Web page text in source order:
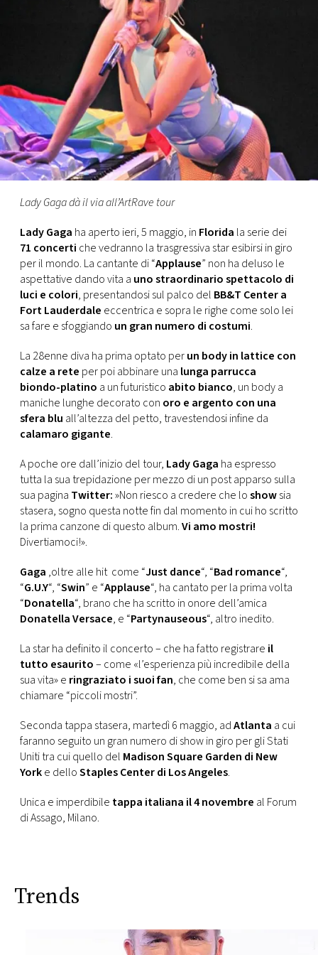
CONCORSI
EVENTI
VIDEO
TV
PRINCIPATO
DI
MONACO
RMC
CONSIGLIA
Lady Gaga dà il via all’ArtRave tour
Lady Gaga ha aperto ieri, 5 maggio, in Florida la serie dei
71 concerti che vedranno la trasgressiva star esibirsi in giro
per il mondo. La cantante di “Applause” non ha deluso le
aspettative dando vita a uno straordinario spettacolo di
luci e colori, presentandosi sul palco del BB&T Center a
Fort Lauderdale eccentrica e sopra le righe come solo lei
sa fare e sfoggiando un gran numero di costumi.
La 28enne diva ha prima optato perun body in lattice con
calze a rete per poi abbinare una lunga parrucca
biondo-platino a un futuristico abito bianco, un body a
maniche lunghe decorato con oro e argento con una
sfera blu all’altezza del petto, travestendosi infine da
calamaro gigante.
A poche ore dall’inizio del tour, Lady Gaga ha espresso
tutta la sua trepidazione per mezzo di un post apparso sulla
sua pagina Twitter:»Non riesco a credere che loshowsia
stasera, sogno questa notte fin dal momento in cui ho scritto
la prima canzone di questo album.Vi amo mostri!
Divertiamoci!».
Gaga ,oltre alle hit come “Just dance“, “Bad romance“,
“G.U.Y“, “Swin” e “Applause“, ha cantato per la prima volta
“Donatella“, brano che ha scritto in onore dell’amica
Donatella Versace, e “Partynauseous“, altro inedito.
La star ha definito il concerto – che ha fatto registrare il
tutto esaurito– come «l’esperienza più incredibile della
sua vita» e ringraziato i suoi fan, che come ben si sa ama
chiamare “piccoli mostri”.
Seconda tappa stasera, martedì 6 maggio, adAtlanta a cui
faranno seguito un gran numero di show in giro per gli Stati
Uniti tra cui quello del Madison Square Garden di New
Yorke delloStaples Center di Los Angeles.
Unica e imperdibile tappa italiana il 4 novembre al Forum
di Assago, Milano.
Trends